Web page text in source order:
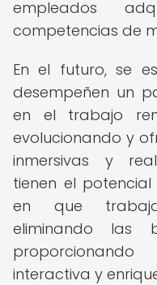
empleados
competencias de
En el futuro, se
desempeñen un
en el trabajo
evolucionando y
inmersivas y
tienen el
en que
eliminando las
interactiva y